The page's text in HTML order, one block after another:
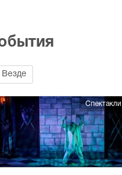
Везде
Спектакли